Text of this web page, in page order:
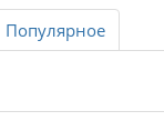
Популярное